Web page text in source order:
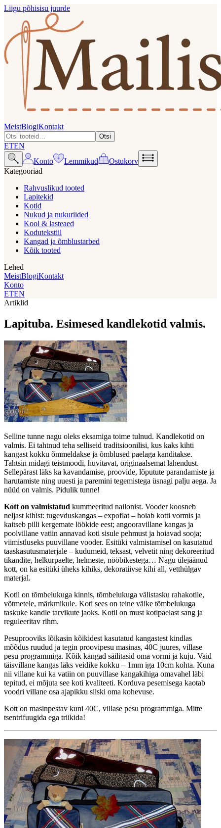
Liigu põhisisu juurde
MeistBlogiKontakt
Otsi
ETEN
Konto
Lemmikud
Ostukorv
Kategooriad
Rahvuslikud tooted
Lapitekid
Kotid
Nukud ja nukuriided
Kool & lasteaed
Kodutekstiil
Kangad ja õmblustarbed
Kõik tooted
Lehed
MeistBlogiKontakt
Konto
ETEN
Artiklid
Lapituba. Esimesed kandlekotid valmis.
Selline tunne nagu oleks eksamiga toime tulnud. Kandlekotid on
valmis. Ei tahtnud teha selliseid traditsioonilisi, kus kaks kihti
kangast kokku õmmeldakse ja õmblused paelaga kanditakse.
Tahtsin midagi teistmoodi, huvitavat, originaalsemat lahendust.
Sellepärast läks ka kavandamise, proovide, lõputute parandamiste ja
harutamiste ning uuesti ja paremini tegemistega üsnagi palju aega. Ja
nüüd on valmis. Pidulik tunne!
Kott on valmistatud kummeeritud nailonist. Vooder koosneb
neljast kihist: tugevduskangas – expoflat – hoiab kotti vormis ja
kaitseb pilli kergemate löökide eest; angooravillane kangas ja
poolvillane vatiin annavad koti sisule pehmust ja hoiavad sooja;
viimistluseks puuvillane vooder. Esitüki valmistamisel on kasutatud
taaskasutusmaterjale – kudumeid, teksast, velvetit ning dekoreeritud
tikandite, helkurpaelte, helmeste, nööbikestega… Nagu ülejäänud
kott, on ka esitüki üheks kihiks, dekoratiivse kihi all, vetthülgav
materjal.
Kotil on tõmbelukuga kinnis, tõmbelukuga välistasku rahakotile,
võtmetele, märkmikule. Koti sees on teine väike tõmbelukuga
taskuke kandle tarvikute jaoks. Kotil on must kotipaelast sang ja
reguleeritav rihm.
Pesuprooviks lõikasin kõikidest kasutatud kangastest kindlas
mõõdus ruudud ja tegin proovipesu masinas, 40C juures, villase
pesu programmiga. Kõik kangad säilitasid oma vormi ja kuju. Vaid
täisvillane kangas läks veidike kokku – 1mm iga 10cm kohta. Kuna
nii villane kui ka vatiin on puuvillase kangakihiga omavahel läbi
tepitud, ei mõjuta see koti kvaliteeti. Korduva pesemisega kaotab
voodri villane osa ajapikku siiski oma kohevuse.
Kott on masinpestav kuni 40C, villase pesu programmiga. Mitte
tsentrifuugida ega triikida!